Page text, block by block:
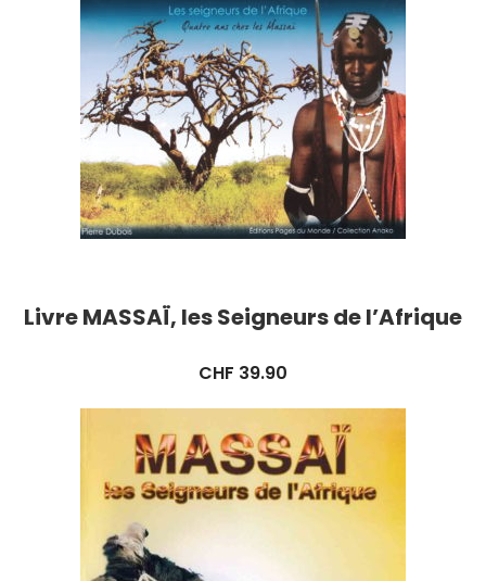
Livre MASSAÏ, les Seigneurs de l’Afrique
CHF 39.90